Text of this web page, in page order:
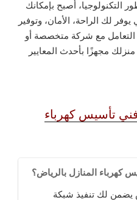
التكنولوجيا، أصبح بإمكانك
لك الراحة، الأمان، وتوفير
مع شركة متخصصة أو
مجهزًا بأحدث المعايير
تأسيس كهرباء
كهرباء المنازل بالرياض؟
لك تنفيذ شبكة